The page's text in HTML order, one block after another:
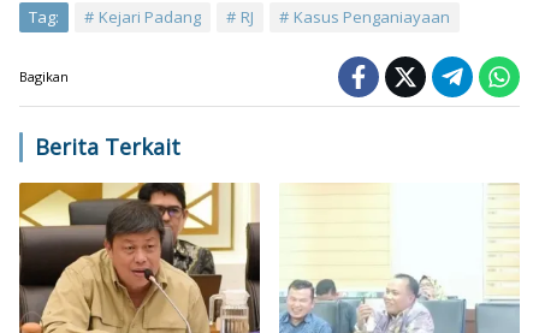
Tag: Kejari Padang RJ Kasus Penganiayaan
Bagikan
Berita Terkait